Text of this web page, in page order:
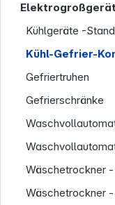
Kühlgeräte -
Kühl-Gefrier-
Gefriertruhen
Gefrierschränke
Wäschetrockner
Wäschetrockner